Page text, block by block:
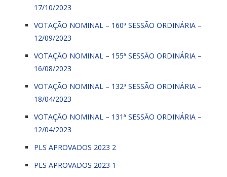
17/10/2023
VOTAÇÃO NOMINAL – 160ª SESSÃO ORDINÁRIA –
12/09/2023
VOTAÇÃO NOMINAL – 155ª SESSÃO ORDINÁRIA –
16/08/2023
VOTAÇÃO NOMINAL – 132ª SESSÃO ORDINÁRIA –
18/04/2023
VOTAÇÃO NOMINAL – 131ª SESSÃO ORDINÁRIA –
12/04/2023
PLS APROVADOS 2023 2
PLS APROVADOS 2023 1